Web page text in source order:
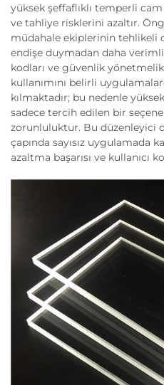
yüksek şeffaflıklı temperli
ve tahliye risklerini azaltır.
müdahale ekiplerinin tehlikeli
endişe duymadan daha verimli
kodları ve güvenlik
kullanımını belirli
kılmaktadır; bu nedenle
sadece tercih edilen bir
zorunluluktur. Bu düzenleyici
çapında sayısız uygulamada
azaltma başarısı ve kullanıcı